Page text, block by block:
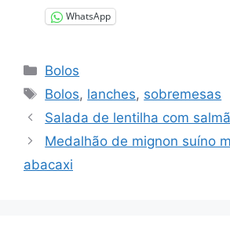
WhatsApp
Categorias
Bolos
Tags
Bolos, lanches, sobremesas
Salada de lentilha com
Medalhão de mignon suíno
abacaxi